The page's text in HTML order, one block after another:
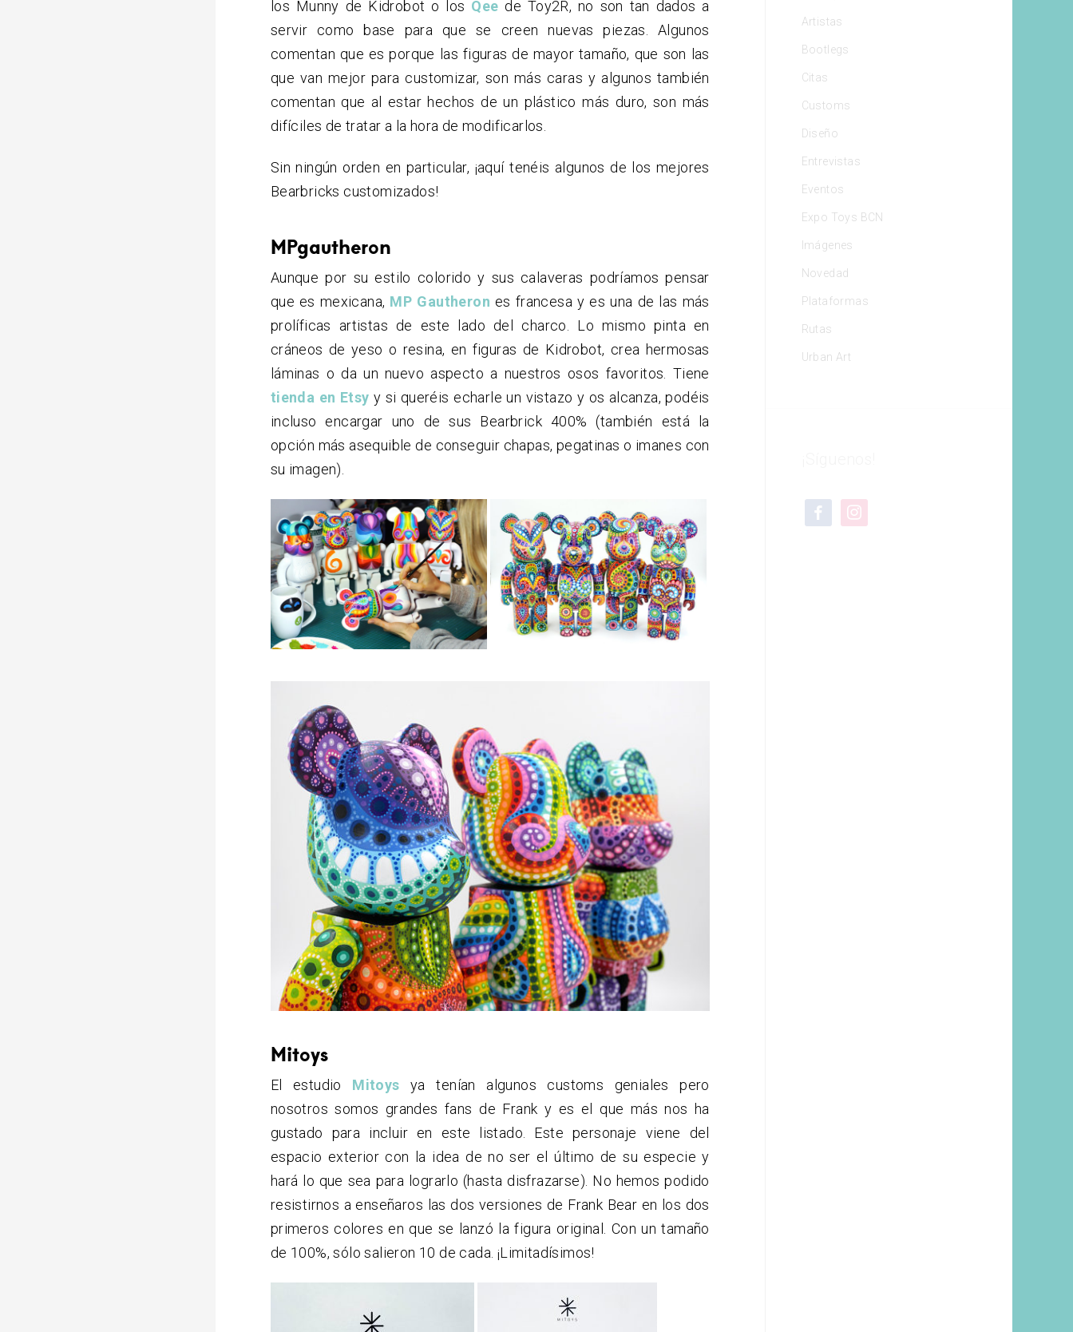
los Munny de Kidrobot o los Qee de Toy2R, no son tan dados a
servir como base para que se creen nuevas piezas. Algunos
comentan que es porque las figuras de mayor tamaño, que son las
que van mejor para customizar, son más caras y algunos también
comentan que al estar hechos de un plástico más duro, son más
difíciles de tratar a la hora de modificarlos.
Sin ningún orden en particular, ¡aquí tenéis algunos de los mejores
Bearbricks customizados!
MPgautheron
Aunque por su estilo colorido y sus calaveras podríamos pensar
que es mexicana, MP Gautheron es francesa y es una de las más
prolíficas artistas de este lado del charco. Lo mismo pinta en
cráneos de yeso o resina, en figuras de Kidrobot, crea hermosas
láminas o da un nuevo aspecto a nuestros osos favoritos. Tiene
tienda en Etsy y si queréis echarle un vistazo y os alcanza, podéis
incluso encargar uno de sus Bearbrick 400% (también está la
opción más asequible de conseguir chapas, pegatinas o imanes con
su imagen).
Mitoys
El estudio Mitoys ya tenían algunos customs geniales pero
nosotros somos grandes fans de Frank y es el que más nos ha
gustado para incluir en este listado. Este personaje viene del
espacio exterior con la idea de no ser el último de su especie y
hará lo que sea para lograrlo (hasta disfrazarse). No hemos podido
resistirnos a enseñaros las dos versiones de Frank Bear en los dos
primeros colores en que se lanzó la figura original. Con un tamaño
de 100%, sólo salieron 10 de cada. ¡Limitadísimos!
Artistas
Bootlegs
Citas
Customs
Diseño
Entrevistas
Eventos
Expo Toys BCN
Imágenes
Novedad
Plataformas
Rutas
Urban Art
facebookinstagram